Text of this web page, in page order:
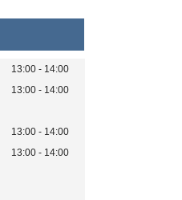
13:00
14:00
13:00
14:00
13:00
14:00
13:00
14:00